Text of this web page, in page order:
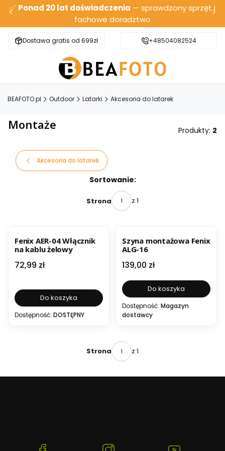
✅ Ponad 20 lat doświadczenia — sprawdzony sprzęt i
fachowe doradztwo
Dostawa gratis od 699zł Bezpieczna wysyłka
+48504082524
BEAFOTO.pl Outdoor Latarki Akcesoria do latarek
Montaże Produkty: 2
Akcesoria do latarek
Sortowanie:
Strona z 1
Fenix AER-04 Włącznik
na kablu żelowy
Cena
72,99 zł
Do koszyka
Dostępność: DOSTĘPNY
Szyna montażowa Fenix
ALG-16
Cena
139,00 zł
Do koszyka
Dostępność: Magazyn
dostawcy
Strona z 1